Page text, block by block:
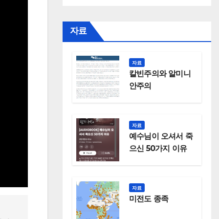
자료
자료
칼빈주의와 알미니
안주의
자료
예수님이 오셔서 죽
으신 50가지 이유
자료
미전도 종족